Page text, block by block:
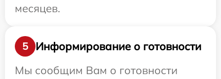
месяцев.
5
Информирование о готовности
Мы сообщим Вам о готовности